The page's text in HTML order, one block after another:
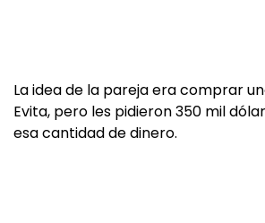
La idea de la pareja era comprar
Evita, pero les pidieron 350 mil
esa cantidad de dinero.